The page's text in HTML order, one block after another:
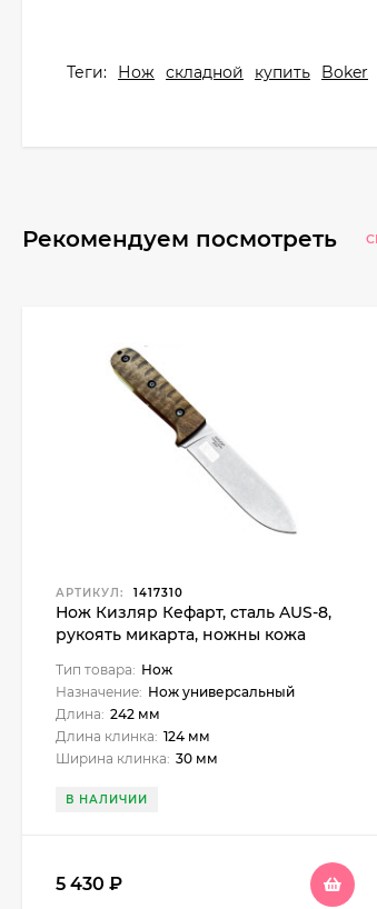
Теги: Нож складной купить Boker
Рекомендуем посмотреть
АРТИКУЛ: 1417310
Нож Кизляр Кефарт, сталь AUS-8,
рукоять микарта, ножны кожа
Тип товара: Нож
Назначение: Нож универсальный
Длина: 242 мм
Длина клинка: 124 мм
Ширина клинка: 30 мм
В НАЛИЧИИ
5 430 ₽